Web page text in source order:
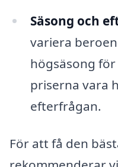
Säsong och
variera
högsäsong
priserna vara
efterfrågan.
För att få den